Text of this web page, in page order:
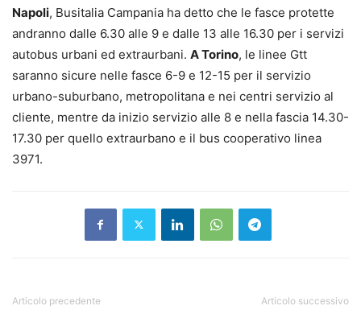
Napoli, Busitalia Campania ha detto che le fasce protette
andranno dalle 6.30 alle 9 e dalle 13 alle 16.30 per i servizi
autobus urbani ed extraurbani. A Torino, le linee Gtt
saranno sicure nelle fasce 6-9 e 12-15 per il servizio
urbano-suburbano, metropolitana e nei centri servizio al
cliente, mentre da inizio servizio alle 8 e nella fascia 14.30-
17.30 per quello extraurbano e il bus cooperativo linea
3971.
Articolo precedente Articolo successivo